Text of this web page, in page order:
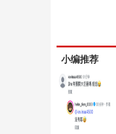
小编推荐